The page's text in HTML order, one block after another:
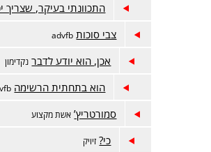
התכוונתי בעיקר, שצריך
צבי סוכות advfb
אכן, הוא יודע לדבר נקדימון
הוא בתחתית הרשימה
סמורטריץ’ אשת מקצוע
כי? זיויק